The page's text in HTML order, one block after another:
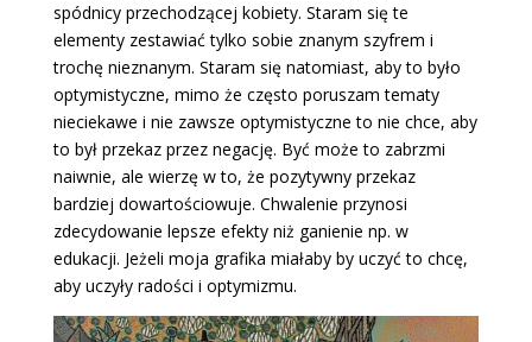
spódnicy przechodzącej kobiety. Staram się te
elementy zestawiać tylko sobie znanym szyfrem i
trochę nieznanym. Staram się natomiast, aby to było
optymistyczne, mimo że często poruszam tematy
nieciekawe i nie zawsze optymistyczne to nie chce, aby
to był przekaz przez negację. Być może to zabrzmi
naiwnie, ale wierzę w to, że pozytywny przekaz
bardziej dowartościowuje. Chwalenie przynosi
zdecydowanie lepsze efekty niż ganienie np. w
edukacji. Jeżeli moja grafika miałaby by uczyć to chcę,
aby uczyły radości i optymizmu.